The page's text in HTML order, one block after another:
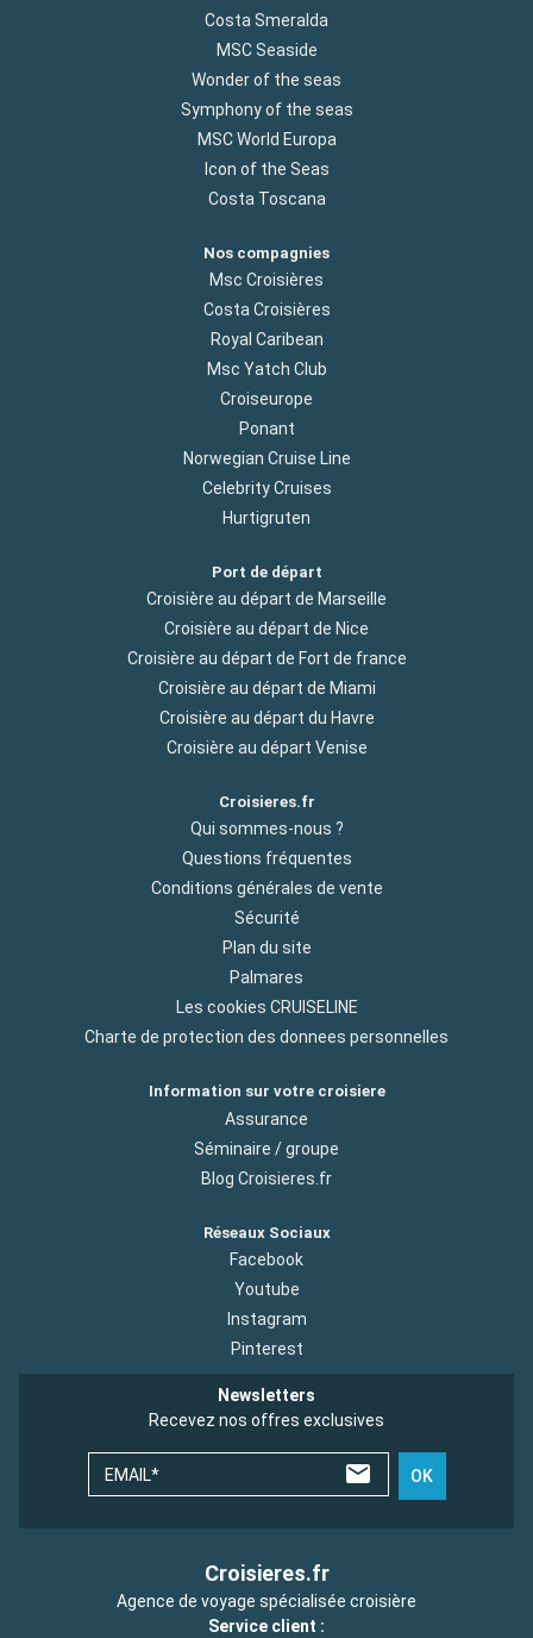
Costa Smeralda
MSC Seaside
Wonder of the seas
Symphony of the seas
MSC World Europa
Icon of the Seas
Costa Toscana
Nos compagnies
Msc Croisières
Costa Croisières
Royal Caribean
Msc Yatch Club
Croiseurope
Ponant
Norwegian Cruise Line
Celebrity Cruises
Hurtigruten
Port de départ
Croisière au départ de Marseille
Croisière au départ de Nice
Croisière au départ de Fort de france
Croisière au départ de Miami
Croisière au départ du Havre
Croisière au départ Venise
Croisieres.fr
Qui sommes-nous ?
Questions fréquentes
Conditions générales de vente
Sécurité
Plan du site
Palmares
Les cookies CRUISELINE
Charte de protection des donnees personnelles
Information sur votre croisiere
Assurance
Séminaire / groupe
Blog Croisieres.fr
Réseaux Sociaux
Facebook
Youtube
Instagram
Pinterest
Newsletters
Recevez nos offres exclusives
EMAIL* OK
Croisieres.fr
Agence de voyage spécialisée croisière
Service client :